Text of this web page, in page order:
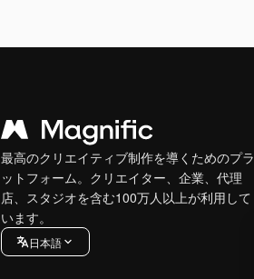
最高のクリエイティブ制作を導くためのプラ
ットフォーム。クリエイター、企業、代理
店、スタジオを含む100万人以上が利用して
います。
日本語